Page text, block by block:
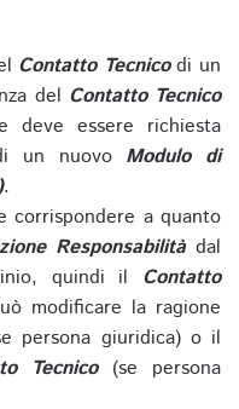
Contatto Tecnicodi un
del Contatto Tecnico
deve essere richiesta
un nuovo Modulo di
.
corrispondere a quanto
Responsabilitàdal
quindi il Contatto
modificare la ragione
persona giuridica) o il
Tecnico(se persona